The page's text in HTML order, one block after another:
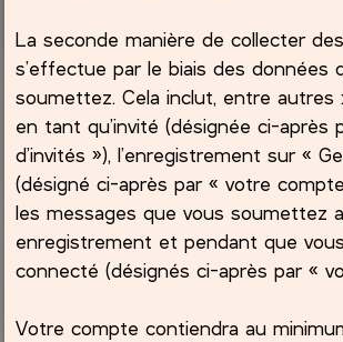
La seconde manière de collecter
s’effectue par le biais des données
soumettez. Cela inclut, entre autres
en tant qu’invité (désignée ci-après
d’invités »), l’enregistrement sur «
(désigné ci-après par « votre
les messages que vous soumettez
enregistrement et pendant que
connecté (désignés ci-après par «
Votre compte contiendra au